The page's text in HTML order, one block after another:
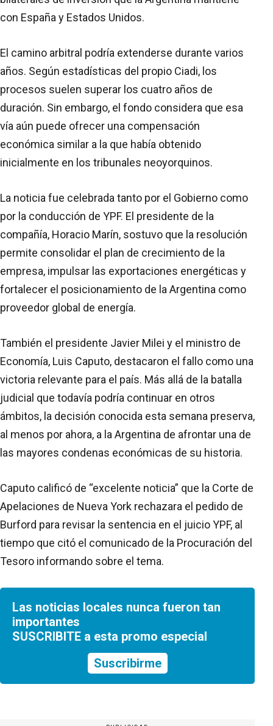
con España y Estados Unidos.
El camino arbitral podría extenderse durante varios
años. Según estadísticas del propio Ciadi, los
procesos suelen superar los cuatro años de
duración. Sin embargo, el fondo considera que esa
vía aún puede ofrecer una compensación
económica similar a la que había obtenido
inicialmente en los tribunales neoyorquinos.
La noticia fue celebrada tanto por el Gobierno como
por la conducción de YPF. El presidente de la
compañía, Horacio Marín, sostuvo que la resolución
permite consolidar el plan de crecimiento de la
empresa, impulsar las exportaciones energéticas y
fortalecer el posicionamiento de la Argentina como
proveedor global de energía.
También el presidente Javier Milei y el ministro de
Economía, Luis Caputo, destacaron el fallo como una
victoria relevante para el país. Más allá de la batalla
judicial que todavía podría continuar en otros
ámbitos, la decisión conocida esta semana preserva,
al menos por ahora, a la Argentina de afrontar una de
las mayores condenas económicas de su historia.
Caputo calificó de “excelente noticia” que la Corte de
Apelaciones de Nueva York rechazara el pedido de
Burford para revisar la sentencia en el juicio YPF, al
tiempo que citó el comunicado de la Procuración del
Tesoro informando sobre el tema.
Las noticias locales nunca fueron tan
importantes
SUSCRIBITE a esta promo especial
Suscribirme